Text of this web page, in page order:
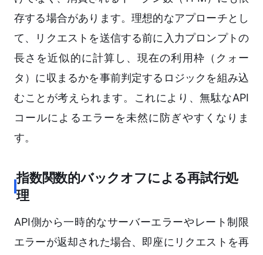
存する場合があります。理想的なアプローチとし
て、リクエストを送信する前に入力プロンプトの
長さを近似的に計算し、現在の利用枠（クォー
タ）に収まるかを事前判定するロジックを組み込
むことが考えられます。これにより、無駄なAPI
コールによるエラーを未然に防ぎやすくなりま
す。
指数関数的バックオフによる再試行処
理
API側から一時的なサーバーエラーやレート制限
エラーが返却された場合、即座にリクエストを再